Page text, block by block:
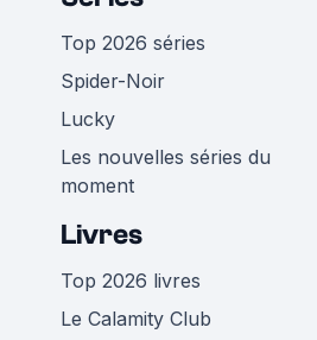
Top 2026 séries
Spider-Noir
Lucky
Les nouvelles séries du
moment
Livres
Top 2026 livres
Le Calamity Club